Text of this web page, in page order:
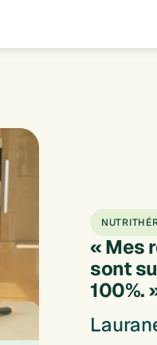
« Mes
sont
100%.